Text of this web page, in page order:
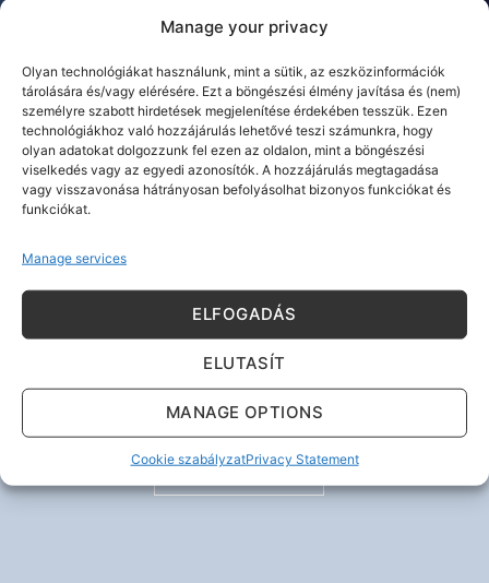
Manage your privacy
Olyan technológiákat használunk, mint a sütik, az eszközinformációk
tárolására és/vagy elérésére. Ezt a böngészési élmény javítása és (nem)
személyre szabott hirdetések megjelenítése érdekében tesszük. Ezen
technológiákhoz való hozzájárulás lehetővé teszi számunkra, hogy
olyan adatokat dolgozzunk fel ezen az oldalon, mint a böngészési
viselkedés vagy az egyedi azonosítók. A hozzájárulás megtagadása
vagy visszavonása hátrányosan befolyásolhat bizonyos funkciókat és
funkciókat.
Manage services
ELFOGADÁS
ELUTASÍT
MANAGE OPTIONS
Cookie szabályzatPrivacy Statement
Kérdése van? Írjon nekünk!
KÜLDÉS